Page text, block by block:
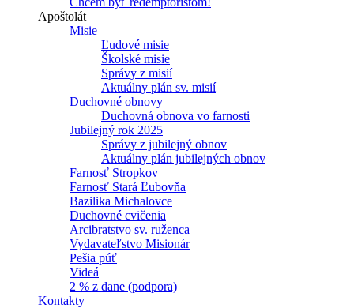
Apoštolát
Misie
Ľudové misie
Školské misie
Správy z misií
Aktuálny plán sv. misií
Duchovné obnovy
Duchovná obnova vo farnosti
Jubilejný rok 2025
Správy z jubilejný obnov
Aktuálny plán jubilejných obnov
Farnosť Stropkov
Farnosť Stará Ľubovňa
Bazilika Michalovce
Duchovné cvičenia
Arcibratstvo sv. ruženca
Vydavateľstvo Misionár
Pešia púť
Videá
2 % z dane (podpora)
Kontakty